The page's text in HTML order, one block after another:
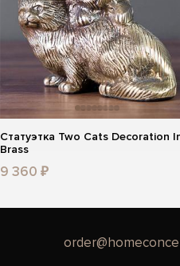
Статуэтка Two Cats Decoration
Brass
9 360 ₽